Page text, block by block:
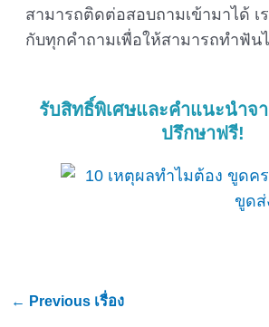
สามารถติดต่อสอบถามเข้ามาได้ เ
กับทุกคำถามเพื่อให้สามารถทำฟัน
รับสิทธิ์พิเศษและคำแนะนำจ
ปรึกษาฟรี!
← Previous เรื่อง